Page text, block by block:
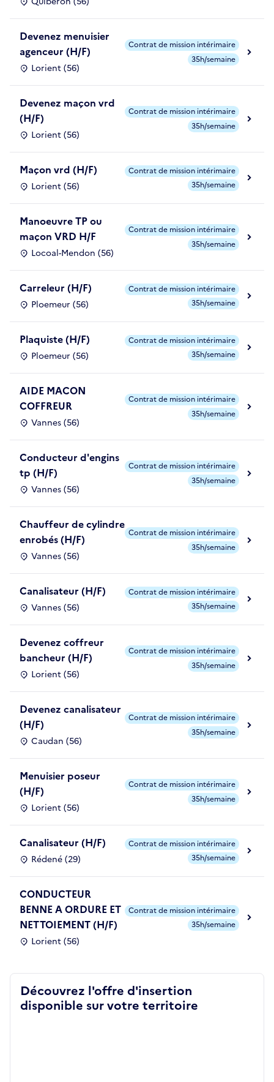
Devenez menuisier
agenceur (H/F)
Lorient (56)
Contrat de mission intérimaire
35h/semaine
Devenez maçon vrd
(H/F)
Lorient (56)
Contrat de mission intérimaire
35h/semaine
Maçon vrd (H/F)
Lorient (56)
Contrat de mission intérimaire
35h/semaine
Manoeuvre TP ou
maçon VRD H/F
Locoal-Mendon (56)
Contrat de mission intérimaire
35h/semaine
Carreleur (H/F)
Ploemeur (56)
Contrat de mission intérimaire
35h/semaine
Plaquiste (H/F)
Ploemeur (56)
Contrat de mission intérimaire
35h/semaine
AIDE MACON
COFFREUR
Vannes (56)
Contrat de mission intérimaire
35h/semaine
Conducteur d'engins
tp (H/F)
Vannes (56)
Contrat de mission intérimaire
35h/semaine
Chauffeur de cylindre
enrobés (H/F)
Vannes (56)
Contrat de mission intérimaire
35h/semaine
Canalisateur (H/F)
Vannes (56)
Contrat de mission intérimaire
35h/semaine
Devenez coffreur
bancheur (H/F)
Lorient (56)
Contrat de mission intérimaire
35h/semaine
Devenez canalisateur
(H/F)
Caudan (56)
Contrat de mission intérimaire
35h/semaine
Menuisier poseur
(H/F)
Lorient (56)
Contrat de mission intérimaire
35h/semaine
Canalisateur (H/F)
Rédené (29)
Contrat de mission intérimaire
35h/semaine
CONDUCTEUR
BENNE A ORDURE ET
NETTOIEMENT (H/F)
Lorient (56)
Contrat de mission intérimaire
35h/semaine
Découvrez l'offre d'insertion
disponible sur votre territoire